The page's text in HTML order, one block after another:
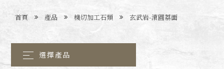
首頁 產品 機切加工石類 玄武岩-滾圓荔面